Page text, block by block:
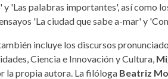
y 'Las palabras importantes', así como
'La ciudad que sabe a-mar' y
incluye los discursos
Ciencia e Innovación y Cultura,
la propia autora. La filóloga Beatriz